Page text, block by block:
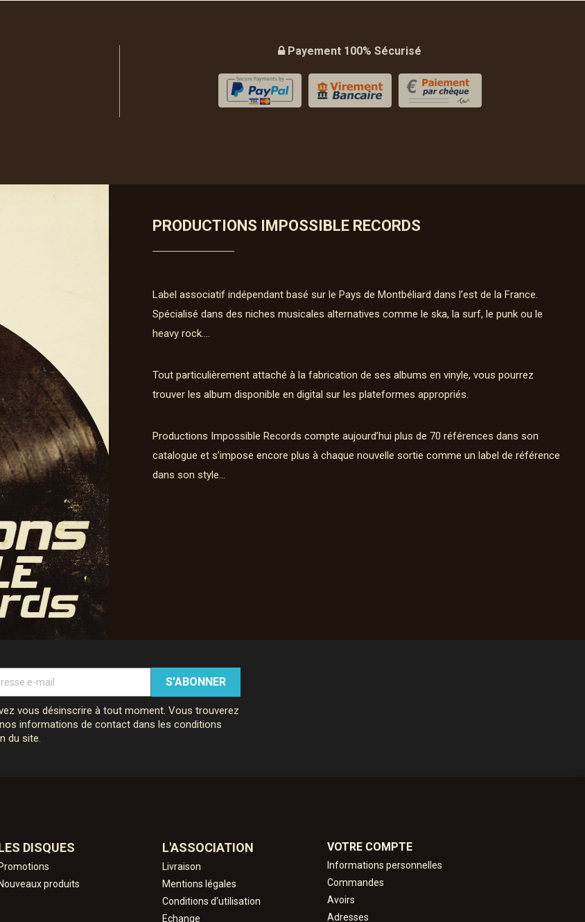
Payement 100% Sécurisé
PRODUCTIONS IMPOSSIBLE RECORDS
Label associatif indépendant basé sur le Pays de Montbéliard dans l’est de la France.
Spécialisé dans des niches musicales alternatives comme le ska, la surf, le punk ou le
heavy rock….
Tout particulièrement attaché à la fabrication de ses albums en vinyle, vous pourrez
trouver les album disponible en digital sur les plateformes appropriés.
Productions Impossible Records compte aujourd’hui plus de 70 références dans son
catalogue et s’impose encore plus à chaque nouvelle sortie comme un label de référence
dans son style…
vous désinscrire à tout moment. Vous trouverez
informations de contact dans les conditions
du site.
DISQUES
Promotions
Nouveaux produits
L'ASSOCIATION
Livraison
Mentions légales
Conditions d'utilisation
Echange
VOTRE COMPTE
Informations personnelles
Commandes
Avoirs
Adresses